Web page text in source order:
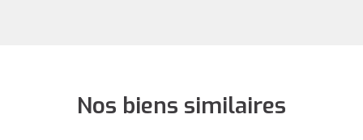
Nos biens similaires